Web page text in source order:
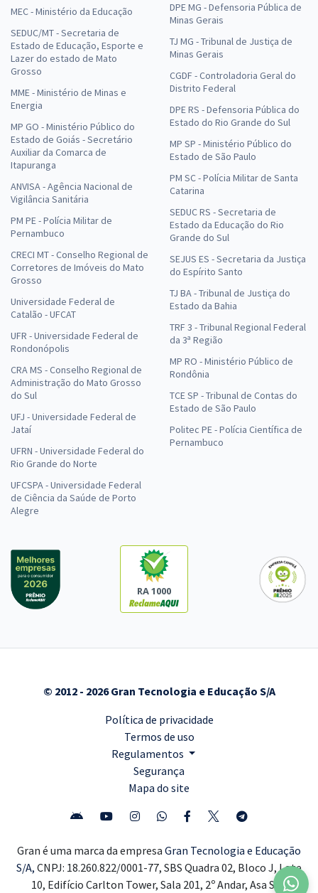
MEC - Ministério da Educação
SEDUC/MT - Secretaria de
Estado de Educação, Esporte e
Lazer do estado de Mato
Grosso
MME - Ministério de Minas e
Energia
MP GO - Ministério Público do
Estado de Goiás - Secretário
Auxiliar da Comarca de
Itapuranga
ANVISA - Agência Nacional de
Vigilância Sanitária
PM PE - Polícia Militar de
Pernambuco
CRECI MT - Conselho Regional de
Corretores de Imóveis do Mato
Grosso
Universidade Federal de
Catalão - UFCAT
UFR - Universidade Federal de
Rondonópolis
CRA MS - Conselho Regional de
Administração do Mato Grosso
do Sul
UFJ - Universidade Federal de
Jataí
UFRN - Universidade Federal do
Rio Grande do Norte
UFCSPA - Universidade Federal
de Ciência da Saúde de Porto
Alegre
DPE MG - Defensoria Pública de
Minas Gerais
TJ MG - Tribunal de Justiça de
Minas Gerais
CGDF - Controladoria Geral do
Distrito Federal
DPE RS - Defensoria Pública do
Estado do Rio Grande do Sul
MP SP - Ministério Público do
Estado de São Paulo
PM SC - Polícia Militar de Santa
Catarina
SEDUC RS - Secretaria de
Estado da Educação do Rio
Grande do Sul
SEJUS ES - Secretaria da Justiça
do Espírito Santo
TJ BA - Tribunal de Justiça do
Estado da Bahia
TRF 3 - Tribunal Regional Federal
da 3ª Região
MP RO - Ministério Público de
Rondônia
TCE SP - Tribunal de Contas do
Estado de São Paulo
Politec PE - Polícia Científica de
Pernambuco
RA 1000
© 2012 - 2026 Gran Tecnologia e Educação S/A
Política de privacidade
Termos de uso
Regulamentos
Segurança
Mapa do site
Gran é uma marca da empresa Gran Tecnologia e Educação
S/A, CNPJ: 18.260.822/0001-77, SBS Quadra 02, Bloco J, Lote
10, Edifício Carlton Tower, Sala 201, 2º Andar, Asa Sul,